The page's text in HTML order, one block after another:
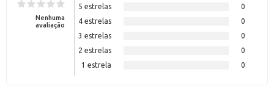
Nenhuma
avaliação
5 estrelas
0
4 estrelas
0
3 estrelas
0
2 estrelas
0
1 estrela
0